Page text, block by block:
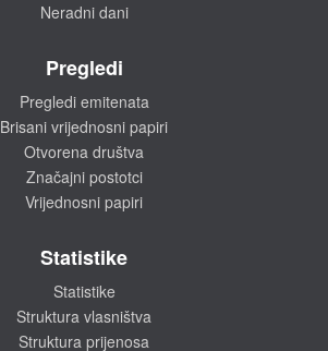
Neradni dani
Pregledi
Pregledi emitenata
Brisani vrijednosni papiri
Otvorena društva
Značajni postotci
Vrijednosni papiri
Statistike
Statistike
Struktura vlasništva
Struktura prijenosa